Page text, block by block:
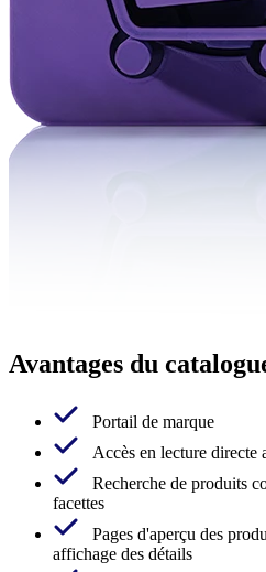
Avantages du
Portail de marque
Accès en lecture directe
Recherche de produits
facettes
Pages d'aperçu des
affichage des détails